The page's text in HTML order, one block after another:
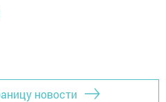
новости